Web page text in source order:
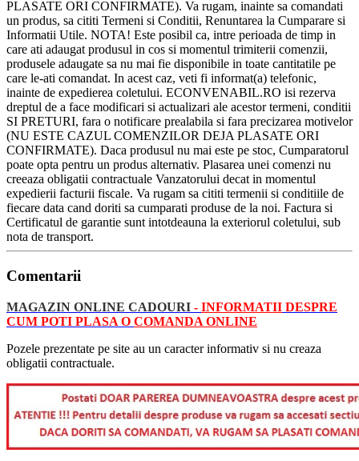
PLASATE ORI CONFIRMATE). Va rugam, inainte sa comandati
un produs, sa cititi Termeni si Conditii, Renuntarea la Cumparare si
Informatii Utile. NOTA! Este posibil ca, intre perioada de timp in
care ati adaugat produsul in cos si momentul trimiterii comenzii,
produsele adaugate sa nu mai fie disponibile in toate cantitatile pe
care le-ati comandat. In acest caz, veti fi informat(a) telefonic,
inainte de expedierea coletului. ECONVENABIL.RO isi rezerva
dreptul de a face modificari si actualizari ale acestor termeni, conditii
SI PRETURI, fara o notificare prealabila si fara precizarea motivelor
(NU ESTE CAZUL COMENZILOR DEJA PLASATE ORI
CONFIRMATE). Daca produsul nu mai este pe stoc, Cumparatorul
poate opta pentru un produs alternativ. Plasarea unei comenzi nu
creeaza obligatii contractuale Vanzatorului decat in momentul
expedierii facturii fiscale. Va rugam sa cititi termenii si conditiile de
fiecare data cand doriti sa cumparati produse de la noi. Factura si
Certificatul de garantie sunt intotdeauna la exteriorul coletului, sub
nota de transport.
Comentarii
MAGAZIN ONLINE CADOURI - INFORMATII DESPRE
CUM POTI PLASA O COMANDA ONLINE
Pozele prezentate pe site au un caracter informativ si nu creaza
obligatii contractuale.